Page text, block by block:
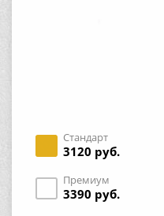
Стандарт
3120 руб.
Премиум
3390 руб.